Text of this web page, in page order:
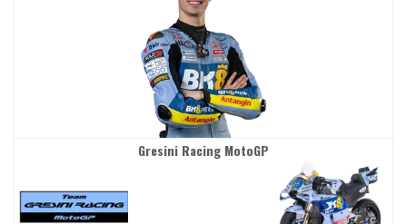
Gresini Racing MotoGP